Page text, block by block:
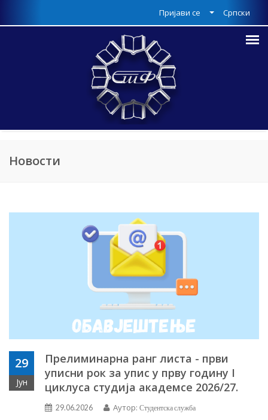
Српски
Пријави се
Новости
29
Јун
Прелиминарна ранг листа - први
уписни рок за упис у прву годину I
циклуса студија академсе 2026/27.
29.06.2026 Аутор: Студентска служба